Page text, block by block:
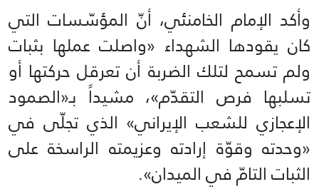
وأكد الإمام الخامنئي، أنّ المؤسّسات التي
كان يقودها الشهداء «واصلت عملها بثبات
ولم تسمح لتلك الضربة أن تعرقل حركتها أو
تسلبها فرص التقدّم»، مشيداً بـ«الصمود
الإعجازي للشعب الإيراني» الذي تجلّى في
«وحدته وقوّة إرادته وعزيمته الراسخة على
الثبات التامّ في الميدان».